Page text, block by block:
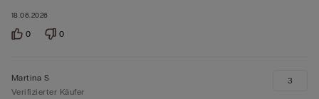
18.06.2026
0 0
Martina S
Verifizierter Käufer
3